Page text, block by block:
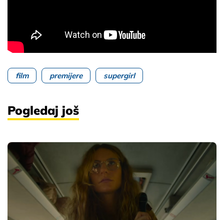
film premijere supergirl
Pogledaj još